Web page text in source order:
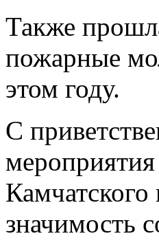
Также
пожарные
этом году.
С
значимость